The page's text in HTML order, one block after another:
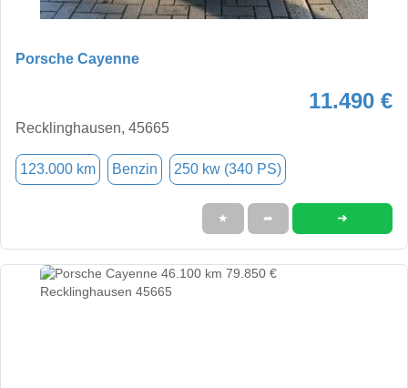
Porsche Cayenne
11.490 €
Recklinghausen, 45665
123.000 km Benzin 250 kw (340 PS)
★ ➦ ➜